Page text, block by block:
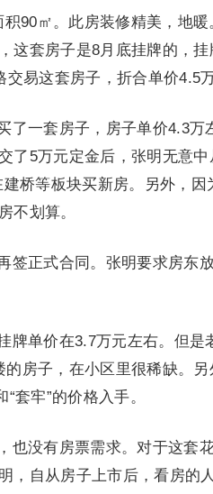
90㎡。此房装修精美，地
这套房子是8月底挂牌的，
易这套房子，折合单价4.5万
了一套房子，房子单价4.3万
了5万元定金后，张明无意
桥等板块买新房。另外，
不划算。
签正式合同。张明要求房东
牌单价在3.7万元左右。但是
房子，在小区里很稀缺。
套牢”的价格入手。
也没有房票需求。对于这套
，自从房子上市后，看房的